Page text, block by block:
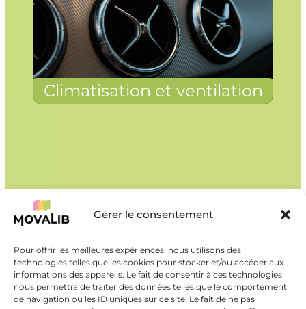
Gérer le consentement
Pour offrir les meilleures expériences, nous utilisons des
technologies telles que les cookies pour stocker et/ou accéder aux
informations des appareils. Le fait de consentir à ces technologies
nous permettra de traiter des données telles que le comportement
de navigation ou les ID uniques sur ce site. Le fait de ne pas
Climatisation et ventilation